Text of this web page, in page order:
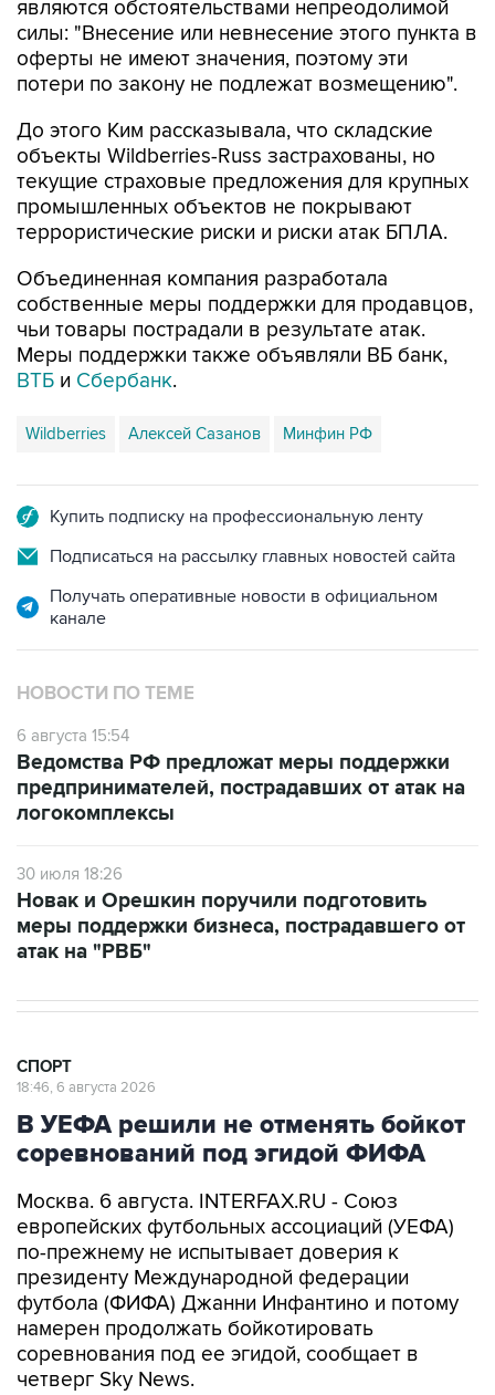
являются обстоятельствами непреодолимой
силы: "Внесение или невнесение этого пункта в
оферты не имеют значения, поэтому эти
потери по закону не подлежат возмещению".
До этого Ким рассказывала, что складские
объекты Wildberries-Russ застрахованы, но
текущие страховые предложения для крупных
промышленных объектов не покрывают
террористические риски и риски атак БПЛА.
Объединенная компания разработала
собственные меры поддержки для продавцов,
чьи товары пострадали в результате атак.
Меры поддержки также объявляли ВБ банк,
ВТБ и Сбербанк.
Wildberries Алексей Сазанов Минфин РФ
Купить подписку на профессиональную ленту
Подписаться на рассылку главных новостей сайта
Получать оперативные новости в официальном
канале
НОВОСТИ ПО ТЕМЕ
6 августа 15:54
Ведомства РФ предложат меры поддержки
предпринимателей, пострадавших от атак на
логокомплексы
30 июля 18:26
Новак и Орешкин поручили подготовить
меры поддержки бизнеса, пострадавшего от
атак на "РВБ"
СПОРТ
18:46, 6 августа 2026
В УЕФА решили не отменять бойкот
соревнований под эгидой ФИФА
Москва. 6 августа. INTERFAX.RU - Союз
европейских футбольных ассоциаций (УЕФА)
по-прежнему не испытывает доверия к
президенту Международной федерации
футбола (ФИФА) Джанни Инфантино и потому
намерен продолжать бойкотировать
соревнования под ее эгидой, сообщает в
четверг Sky News.